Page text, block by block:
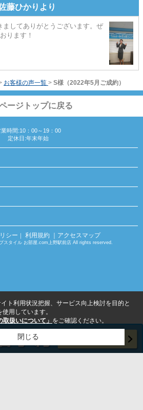
藤ひかりより
ましてありがとうございます。ぜ
ります！
お客様の声一覧 > S様（2022年5月ご成約）
ージトップに戻る
業時間:10：00～19：00
定休日:年末年始
シー ｜ 利用規約 ｜アクセスマップ
スタイル お部屋.com上野駅前店 All rights reserved.
ト利用状況把握、サービス向上検討を目的と
用しています。
取扱いについて」 をご確認ください。
閉じる